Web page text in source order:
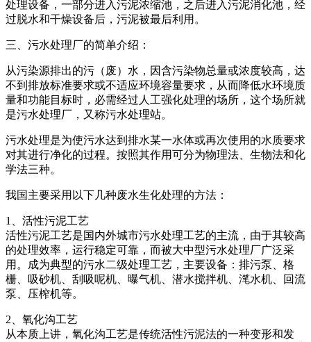
处理设备，一部分进入污泥浓缩池，之后进入污泥消化池，经
过脱水和干燥设备后，污泥被最后利用。
三、污水处理厂的简单介绍：
从污染源排出的污（废）水，因含污染物总量或浓度较高，达
不到排放标准要求或不适应环境容量要求，从而降低水环境质
量和功能目标时，必需经过人工强化处理的场所，这个场所就
是污水处理厂，又称污水处理站。
污水处理是为使污水达到排水某一水体或再次使用的水质要求
对其进行净化的过程。按照其作用可分为物理法、生物法和化
学法三种。
我国主要采用以下几种废水生化处理的方法：
1、活性污泥工艺
活性污泥工艺是国内外城市污水处理工艺的主流，由于其较高
的处理效率，运行稳定可靠，而被大中型污水处理厂广泛采
用。成为典型的污水二级处理工艺，主要设备：排污泵、格
栅、吸砂机、刮吸呢机、曝气机、潜水搅拌机、滗水机、回流
泵、压榨机等。
2、氧化沟工艺
从本质上讲，氧化沟工艺是传统活性污泥法的一种变形和发